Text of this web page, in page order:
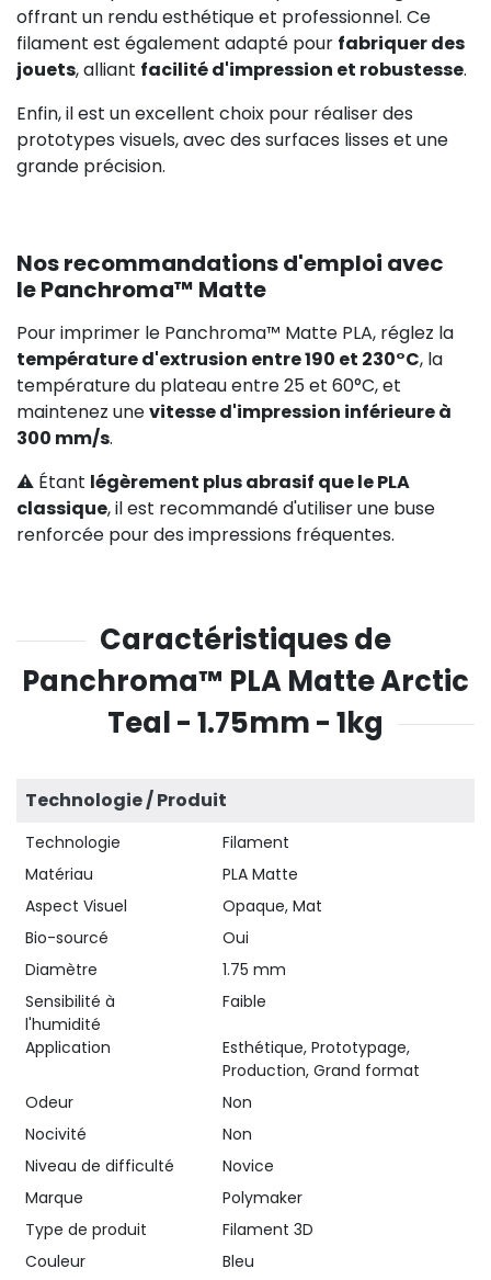
offrant un rendu esthétique et professionnel. Ce
filament est également adapté pour fabriquer des
jouets, alliant facilité d'impression et robustesse.
Enfin, il est un excellent choix pour réaliser des
prototypes visuels, avec des surfaces lisses et une
grande précision.
Nos recommandations d'emploi avec
le Panchroma™ Matte
Pour imprimer le Panchroma™ Matte PLA, réglez la
température d'extrusion entre 190 et 230°C, la
température du plateau entre 25 et 60°C, et
maintenez unevitesse d'impression inférieure à
300 mm/s.
⚠️ Étant légèrement plus abrasif que le PLA
classique, il est recommandé d'utiliser une buse
renforcée pour des impressions fréquentes.
Caractéristiques de
Panchroma™ PLA Matte Arctic
Teal - 1.75mm - 1kg
Technologie / Produit
Technologie
Filament
Matériau
PLA Matte
Aspect Visuel
Opaque, Mat
Bio-sourcé
Oui
Diamètre
1.75 mm
Sensibilité à
l'humidité
Faible
Application
Esthétique, Prototypage,
Production, Grand format
Odeur
Non
Nocivité
Non
Niveau de difficulté
Novice
Marque
Polymaker
Type de produit
Filament 3D
Couleur
Bleu